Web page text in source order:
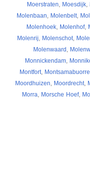
Moerstraten Moesdijk
Molenbaan
Molenbelt
Molenhoek Molenhof,
Molenrij
Molenschot,
Molenwaard
Monnickendam,
Montfort
Moordhuizen
Moordrecht,
Morra
Morsche Hoef,